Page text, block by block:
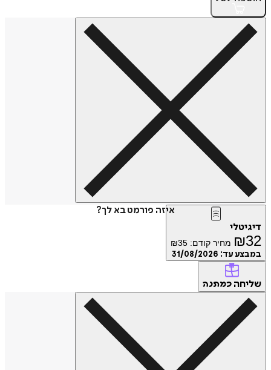
איזה פורמט בא לך?
דיגיטלי
₪32 מחיר קודם: ₪35
במבצע עד: 31/08/2026
שליחה כמתנה